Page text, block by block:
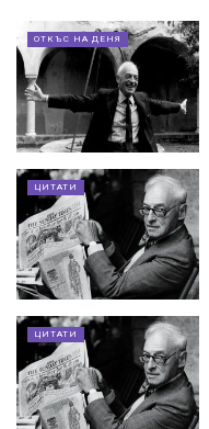
ОТКЪС НА ДЕНЯ
ЦИТАТИ
ЦИТАТИ